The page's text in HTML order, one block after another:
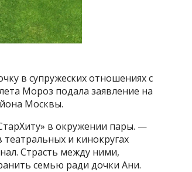
в супружеских отношениях с
Мороз подала заявление на
Москвы.
в окружении пары. —
и кинокругах
Страсть между ними,
семью ради дочки Ани.